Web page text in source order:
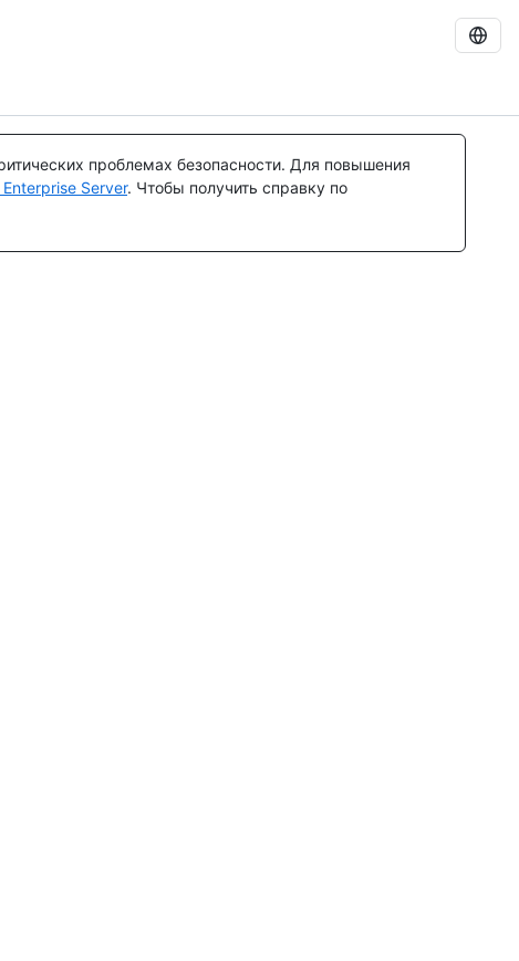
проблемах безопасности. Для повышения
Server. Чтобы получить справку по